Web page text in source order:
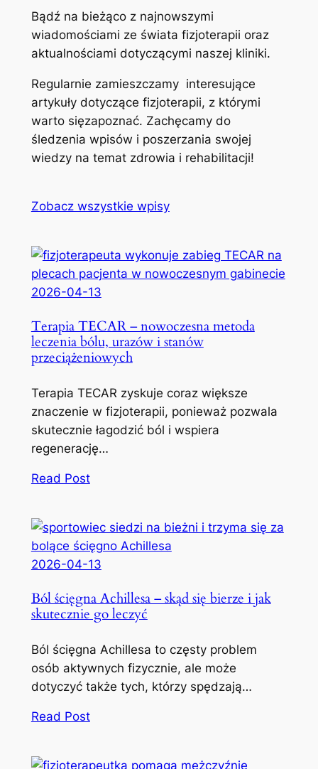
Bądź na bieżąco z najnowszymi
wiadomościami ze świata fizjoterapii oraz
aktualnościami dotyczącymi naszej kliniki.
Regularnie zamieszczamy interesujące
artykuły dotyczące fizjoterapii, z którymi
warto sięzapoznać. Zachęcamy do
śledzenia wpisów i poszerzania swojej
wiedzy na temat zdrowia i rehabilitacji!
Zobacz wszystkie wpisy
2026-04-13
Terapia TECAR – nowoczesna metoda
leczenia bólu, urazów i stanów
przeciążeniowych
Terapia TECAR zyskuje coraz większe
znaczenie w fizjoterapii, ponieważ pozwala
skutecznie łagodzić ból i wspiera
regenerację…
Read Post
2026-04-13
Ból ścięgna Achillesa – skąd się bierze i jak
skutecznie go leczyć
Ból ścięgna Achillesa to częsty problem
osób aktywnych fizycznie, ale może
dotyczyć także tych, którzy spędzają…
Read Post